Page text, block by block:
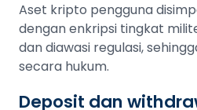
Aset kripto pengguna
dengan enkripsi tingkat
dan diawasi regulasi,
secara hukum.
Deposit dan